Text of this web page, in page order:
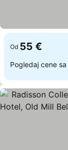
Od 55 €
Pogledaj cene sa